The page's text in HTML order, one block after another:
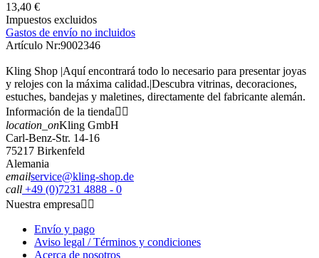
13,40 €
Impuestos excluidos
Gastos de envío no incluidos
Artículo Nr:9002346
Kling Shop |Aquí encontrará todo lo necesario para presentar joyas
y relojes con la máxima calidad.|Descubra vitrinas, decoraciones,
estuches, bandejas y maletines, directamente del fabricante alemán.
Información de la tienda 
location_onKling GmbH
Carl-Benz-Str. 14-16
75217 Birkenfeld
Alemania
emailservice@kling-shop.de
call +49 (0)7231 4888 - 0
Nuestra empresa 
Envío y pago
Aviso legal / Términos y condiciones
Acerca de nosotros